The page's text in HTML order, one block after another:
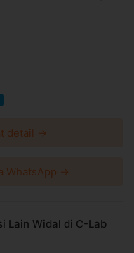
detail →
WhatsApp →
Lain Widal di C-Lab